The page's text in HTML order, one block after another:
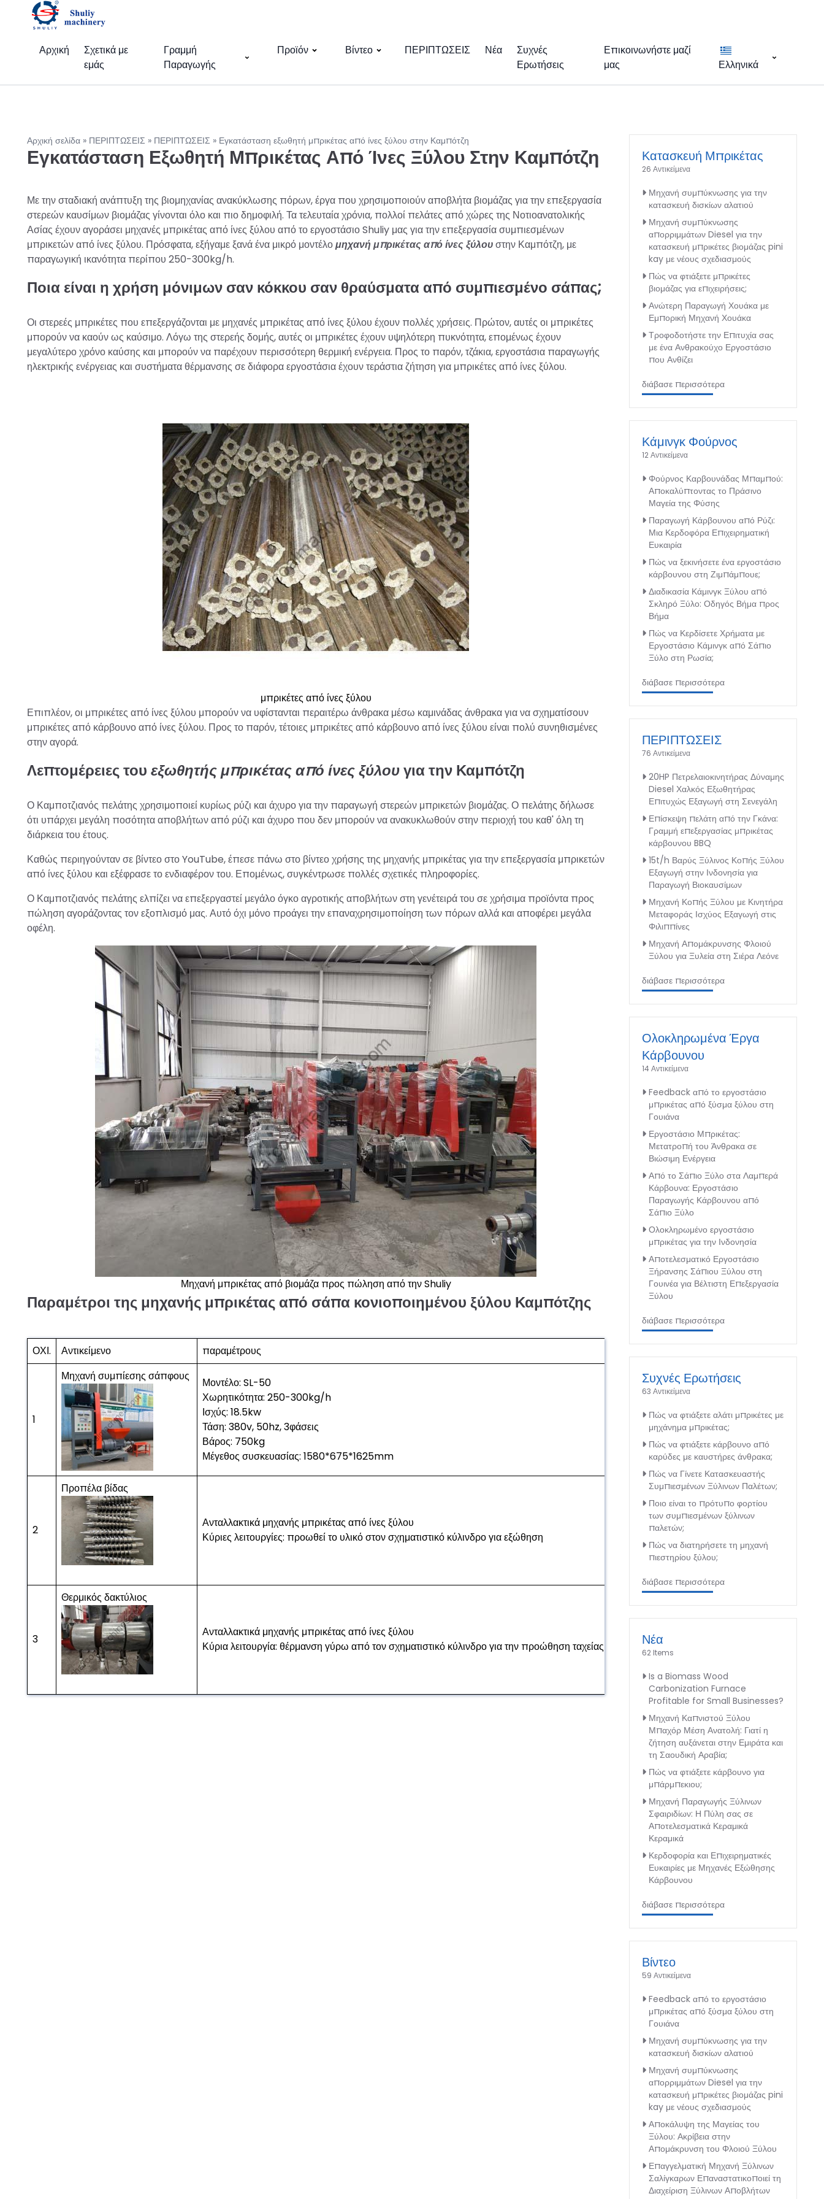
Αρχική
Σχετικά με
εμάς
Γραμμή
Παραγωγής
Προϊόν Βίντεο ΠΕΡΙΠΤΩΣΕΙΣ Νέα
Συχνές
Ερωτήσεις
Επικοινωνήστε μαζί
μας
Ελληνικά
Αρχική σελίδα » ΠΕΡΙΠΤΩΣΕΙΣ » ΠΕΡΙΠΤΩΣΕΙΣ » Εγκατάσταση εξωθητή μπρικέτας από ίνες ξύλου στην Καμπότζη
Εγκατάσταση Εξωθητή Μπρικέτας Από Ίνες Ξύλου Στην Καμπότζη
Με την σταδιακή ανάπτυξη της βιομηχανίας ανακύκλωσης πόρων, έργα που χρησιμοποιούν αποβλήτα βιομάζας για την επεξεργασία
στερεών καυσίμων βιομάζας γίνονται όλο και πιο δημοφιλή. Τα τελευταία χρόνια, πολλοί πελάτες από χώρες της Νοτιοανατολικής
Ασίας έχουν αγοράσει μηχανές μπρικέτας από ίνες ξύλου από το εργοστάσιο Shuliy μας για την επεξεργασία συμπιεσμένων
μπρικετών από ίνες ξύλου. Πρόσφατα, εξήγαμε ξανά ένα μικρό μοντέλομηχανή μπρικέτας από ίνες ξύλουστην Καμπότζη, με
παραγωγική ικανότητα περίπου 250-300kg/h.
Ποια είναι η χρήση μόνιμων σαν κόκκου σαν θραύσματα από συμπιεσμένο σάπας;
Οι στερεές μπρικέτες που επεξεργάζονται με μηχανές μπρικέτας από ίνες ξύλου έχουν πολλές χρήσεις. Πρώτον, αυτές οι μπρικέτες
μπορούν να καούν ως καύσιμο. Λόγω της στερεής δομής, αυτές οι μπρικέτες έχουν υψηλότερη πυκνότητα, επομένως έχουν
μεγαλύτερο χρόνο καύσης και μπορούν να παρέχουν περισσότερη θερμική ενέργεια. Προς το παρόν, τζάκια, εργοστάσια παραγωγής
ηλεκτρικής ενέργειας και συστήματα θέρμανσης σε διάφορα εργοστάσια έχουν τεράστια ζήτηση για μπρικέτες από ίνες ξύλου.
μπρικέτες από ίνες ξύλου
Επιπλέον, οι μπρικέτες από ίνες ξύλου μπορούν να υφίστανται περαιτέρω άνθρακα μέσω καμινάδας άνθρακα για να σχηματίσουν
μπρικέτες από κάρβουνο από ίνες ξύλου. Προς το παρόν, τέτοιες μπρικέτες από κάρβουνο από ίνες ξύλου είναι πολύ συνηθισμένες
στην αγορά.
Λεπτομέρειες του εξωθητής μπρικέτας από ίνες ξύλουγια την Καμπότζη
Ο Καμποτζιανός πελάτης χρησιμοποιεί κυρίως ρύζι και άχυρο για την παραγωγή στερεών μπρικετών βιομάζας. Ο πελάτης δήλωσε
ότι υπάρχει μεγάλη ποσότητα αποβλήτων από ρύζι και άχυρο που δεν μπορούν να ανακυκλωθούν στην περιοχή του καθ' όλη τη
διάρκεια του έτους.
Καθώς περιηγούνταν σε βίντεο στο YouTube, έπεσε πάνω στο βίντεο χρήσης της μηχανής μπρικέτας για την επεξεργασία μπρικετών
από ίνες ξύλου και εξέφρασε το ενδιαφέρον του. Επομένως, συγκέντρωσε πολλές σχετικές πληροφορίες.
Ο Καμποτζιανός πελάτης ελπίζει να επεξεργαστεί μεγάλο όγκο αγροτικής αποβλήτων στη γενέτειρά του σε χρήσιμα προϊόντα προς
πώληση αγοράζοντας τον εξοπλισμό μας. Αυτό όχι μόνο προάγει την επαναχρησιμοποίηση των πόρων αλλά και αποφέρει μεγάλα
οφέλη.
Μηχανή μπρικέτας από βιομάζα προς πώληση από την Shuliy
Παραμέτροι της μηχανής μπρικέτας από σάπα κονιοποιημένου ξύλου Καμπότζης
ΟΧΙ. Αντικείμενο παραμέτρους
1
Μηχανή συμπίεσης σάπφους
Μοντέλο: SL-50
Χωρητικότητα: 250-300kg/h
Ισχύς: 18.5kw
Τάση: 380v, 50hz, 3φάσεις
Βάρος: 750kg
Μέγεθος συσκευασίας: 1580*675*1625mm
2
Προπέλα βίδας
Ανταλλακτικά μηχανής μπρικέτας από ίνες ξύλου
Κύριες λειτουργίες: προωθεί το υλικό στον σχηματιστικό κύλινδρο για εξώθηση
3
Θερμικός δακτύλιος
Ανταλλακτικά μηχανής μπρικέτας από ίνες ξύλου
Κύρια λειτουργία: θέρμανση γύρω από τον σχηματιστικό κύλινδρο για την προώθηση ταχείας πυρόλυσης των πρώτων υλών βιομάζας.
Κατασκευή Μπρικέτας
26 Αντικείμενα
Μηχανή συμπύκνωσης για την
κατασκευή δισκίων αλατιού
Μηχανή συμπύκνωσης
απορριμμάτων Diesel για την
κατασκευή μπρικέτες βιομάζας pini
kay με νέους σχεδιασμούς
Πώς να φτιάξετε μπρικέτες
βιομάζας για επιχειρήσεις;
Ανώτερη Παραγωγή Χουάκα με
Εμπορική Μηχανή Χουάκα
Τροφοδοτήστε την Επιτυχία σας
με ένα Ανθρακούχο Εργοστάσιο
που Ανθίζει
διάβασε περισσότερα
Κάμινγκ Φούρνος
12 Αντικείμενα
Φούρνος Καρβουνάδας Μπαμπού:
Αποκαλύπτοντας το Πράσινο
Μαγεία της Φύσης
Παραγωγή Κάρβουνου από Ρύζι:
Μια Κερδοφόρα Επιχειρηματική
Ευκαιρία
Πώς να ξεκινήσετε ένα εργοστάσιο
κάρβουνου στη Ζιμπάμπουε;
Διαδικασία Κάμινγκ Ξύλου από
Σκληρό Ξύλο: Οδηγός Βήμα προς
Βήμα
Πώς να Κερδίσετε Χρήματα με
Εργοστάσιο Κάμινγκ από Σάπιο
Ξύλο στη Ρωσία;
διάβασε περισσότερα
ΠΕΡΙΠΤΩΣΕΙΣ
76 Αντικείμενα
20HP Πετρελαιοκινητήρας Δύναμης
Diesel Χαλκός Εξωθητήρας
Επιτυχώς Εξαγωγή στη Σενεγάλη
Επίσκεψη πελάτη από την Γκάνα:
Γραμμή επεξεργασίας μπρικέτας
κάρβουνου BBQ
15t/h Βαρύς Ξύλινος Κοπής Ξύλου
Εξαγωγή στην Ινδονησία για
Παραγωγή Βιοκαυσίμων
Μηχανή Κοπής Ξύλου με Κινητήρα
Μεταφοράς Ισχύος Εξαγωγή στις
Φιλιππίνες
Μηχανή Απομάκρυνσης Φλοιού
Ξύλου για Ξυλεία στη Σιέρα Λεόνε
διάβασε περισσότερα
Ολοκληρωμένα Έργα
Κάρβουνου
14 Αντικείμενα
Feedback από το εργοστάσιο
μπρικέτας από ξύσμα ξύλου στη
Γουιάνα
Εργοστάσιο Μπρικέτας:
Μετατροπή του Άνθρακα σε
Βιώσιμη Ενέργεια
Από το Σάπιο Ξύλο στα Λαμπερά
Κάρβουνα: Εργοστάσιο
Παραγωγής Κάρβουνου από
Σάπιο Ξύλο
Ολοκληρωμένο εργοστάσιο
μπρικέτας για την Ινδονησία
Αποτελεσματικό Εργοστάσιο
Ξήρανσης Σάπιου Ξύλου στη
Γουινέα για Βέλτιστη Επεξεργασία
Ξύλου
διάβασε περισσότερα
Συχνές Ερωτήσεις
63 Αντικείμενα
Πώς να φτιάξετε αλάτι μπρικέτες με
μηχάνημα μπρικέτας;
Πώς να φτιάξετε κάρβουνο από
καρύδες με καυστήρες άνθρακα;
Πώς να Γίνετε Κατασκευαστής
Συμπιεσμένων Ξύλινων Παλέτων;
Ποιο είναι το πρότυπο φορτίου
των συμπιεσμένων ξύλινων
παλετών;
Πώς να διατηρήσετε τη μηχανή
πιεστηρίου ξύλου;
διάβασε περισσότερα
Νέα
62 Items
Is a Biomass Wood
Carbonization Furnace
Profitable for Small Businesses?
Μηχανή Καπνιστού Ξύλου
Μπαχόρ Μέση Ανατολή: Γιατί η
ζήτηση αυξάνεται στην Εμιράτα και
τη Σαουδική Αραβία;
Πώς να φτιάξετε κάρβουνο για
μπάρμπεκιου;
Μηχανή Παραγωγής Ξύλινων
Σφαιριδίων: Η Πύλη σας σε
Αποτελεσματικά Κεραμικά
Κεραμικά
Κερδοφορία και Επιχειρηματικές
Ευκαιρίες με Μηχανές Εξώθησης
Κάρβουνου
διάβασε περισσότερα
Βίντεο
59 Αντικείμενα
Feedback από το εργοστάσιο
μπρικέτας από ξύσμα ξύλου στη
Γουιάνα
Μηχανή συμπύκνωσης για την
κατασκευή δισκίων αλατιού
Μηχανή συμπύκνωσης
απορριμμάτων Diesel για την
κατασκευή μπρικέτες βιομάζας pini
kay με νέους σχεδιασμούς
Αποκάλυψη της Μαγείας του
Ξύλου: Ακρίβεια στην
Απομάκρυνση του Φλοιού Ξύλου
Επαγγελματική Μηχανή Ξύλινων
Σαλίγκαρων Επαναστατικοποιεί τη
Διαχείριση Ξύλινων Αποβλήτων